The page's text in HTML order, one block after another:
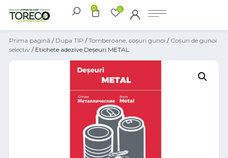
0 0
Prima pagină / Dupa TIP /Tomberoane, coșuri gunoi / Coșuri de gunoi
selectiv / Etichete adezive Deșeuri METAL